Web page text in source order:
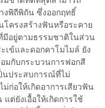
พิถีพิถัน ซึ่งออกฤทธิ์
ครงสร้างฟันหรือระคาย
มีอยู่ตามธรรมชาติในส่วน
ข้และดอกคาโมไมล์ ยัง
มกับกระบวนการฟอกสี
นประสบการณ์ที่ไม่
ก่อให้เกิดอาการเสียวฟัน
ต่ยังเอื้อให้เกิดการใช้